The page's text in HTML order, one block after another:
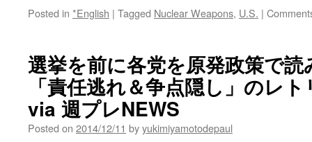
新
聞
Posted in *English | Tagged Nuclear Weapons, U.S. |
選挙を前に各党を原発政策で
「責任逃れ＆争点隠し」のレ
via 週プレNEWS
Posted on 2014/12/11 byyukimiyamotodepaul